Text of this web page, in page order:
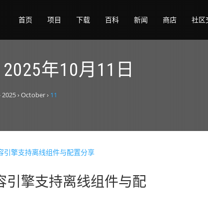
首页 项目 下载 百科 新闻 商店 社区
2025年10月11日
2025›October›11
引擎支持离线组件与配